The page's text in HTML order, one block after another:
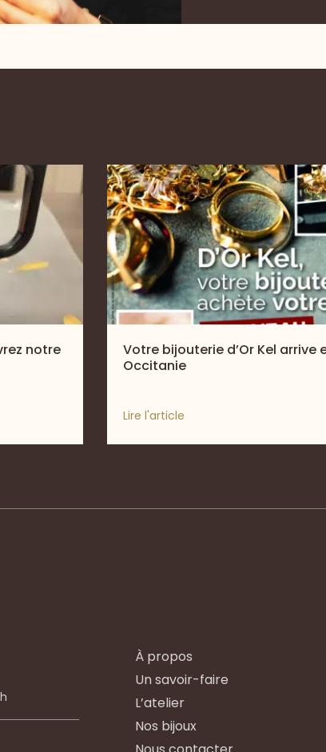
notre
Votre bijouterie d’Or Kel arrive
Occitanie
Lire l'article
À propos
Un savoir-faire
L’atelier
Nos bijoux